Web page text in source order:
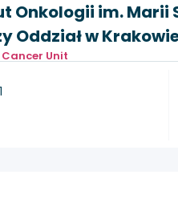
Onkologii im. Marii
Oddział w
Unit